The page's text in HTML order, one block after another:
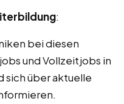
:
bei diesen
und Vollzeitjobs in
sich über aktuelle